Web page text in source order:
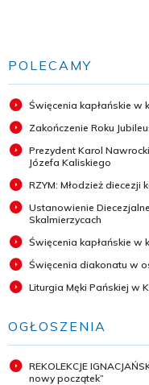
POLECAMY
Święcenia kapłańskie w
Zakończenie Roku
Prezydent Karol
Józefa Kaliskiego
RZYM: Młodzież diecezji
Ustanowienie
Skalmierzycach
Święcenia kapłańskie w
Święcenia diakonatu w
Liturgia Męki Pańskiej w
OGŁOSZENIA
REKOLEKCJE
nowy początek”